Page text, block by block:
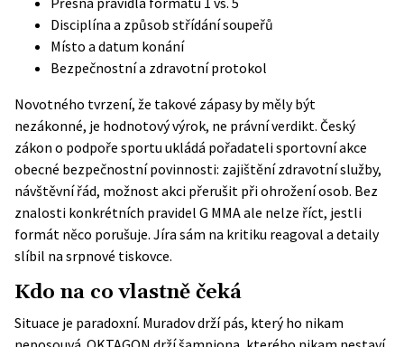
Disciplína a způsob střídání soupeřů
Místo a datum konání
Bezpečnostní a zdravotní protokol
Novotného tvrzení, že takové zápasy by měly být
nezákonné, je hodnotový výrok, ne právní verdikt. Český
zákon o podpoře sportu ukládá pořadateli sportovní akce
obecné bezpečnostní povinnosti: zajištění zdravotní služby,
návštěvní řád, možnost akci přerušit při ohrožení osob. Bez
znalosti konkrétních pravidel G MMA ale nelze říct, jestli
formát něco porušuje. Jíra sám na kritiku reagoval a detaily
slíbil na srpnové tiskovce.
Kdo na co vlastně čeká
Situace je paradoxní. Muradov drží pás, který ho nikam